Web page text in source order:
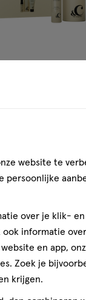
bereikt.Je kan
Toevoegen
retour binnen 30
website te
persoonlijke
over je klik-
ook informatie
en app,
Zoek je
krijgen.